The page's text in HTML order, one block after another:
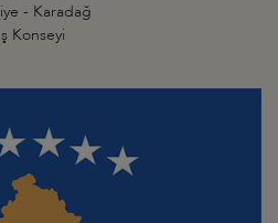
- Karadağ
Konseyi